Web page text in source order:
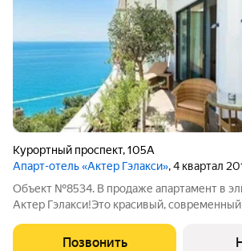
Курортный проспект,105А
Апарт-отель «Актер Гэлакси», 4 квартал
Объект №8534. В продаже апартамент в
Актер Гэлакси!Это красивый,
проспекте, в экологически чистом и
Позвонить